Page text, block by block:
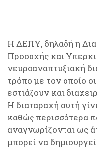
Η ΔΕΠΥ, δηλαδή η
Προσοχής και
νευροαναπτυξιακή
τρόπο με τον οποίο
εστιάζουν και
Η διαταραχή αυτή
καθώς περισσότερα
αναγνωρίζονται ως
μπορεί να